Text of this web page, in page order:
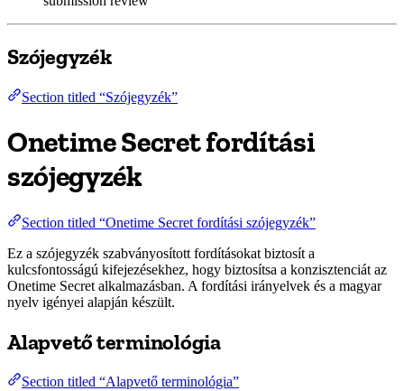
Szójegyzék
Section titled “Szójegyzék”
Onetime Secret fordítási
szójegyzék
Section titled “Onetime Secret fordítási szójegyzék”
Ez a szójegyzék szabványosított fordításokat biztosít a
kulcsfontosságú kifejezésekhez, hogy biztosítsa a konzisztenciát az
Onetime Secret alkalmazásban. A fordítási irányelvek és a magyar
nyelv igényei alapján készült.
Alapvető terminológia
Section titled “Alapvető terminológia”